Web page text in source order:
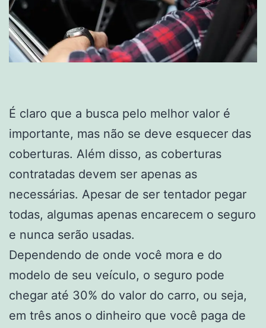
É claro que a busca pelo melhor valor é
importante, mas não se deve esquecer das
coberturas. Além disso, as coberturas
contratadas devem ser apenas as
necessárias. Apesar de ser tentador pegar
todas, algumas apenas encarecem o seguro
e nunca serão usadas.
Dependendo de onde você mora e do
modelo de seu veículo, o seguro pode
chegar até 30% do valor do carro, ou seja,
em três anos o dinheiro que você paga de